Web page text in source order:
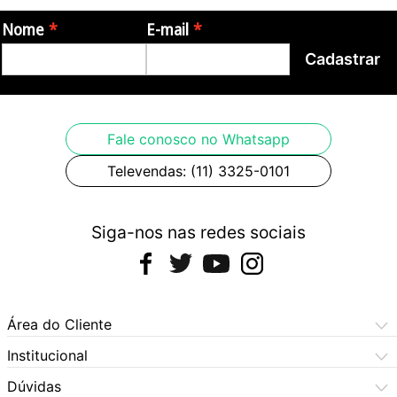
Imagens meramente ilustrativas.
Nome E-mail
Cadastrar
Fale conosco no Whatsapp
Televendas: (11) 3325-0101
Siga-nos nas redes sociais
Área do Cliente
Meus Pedidos
Meus Dados
Institucional
Central de Atendimento
Dúvidas